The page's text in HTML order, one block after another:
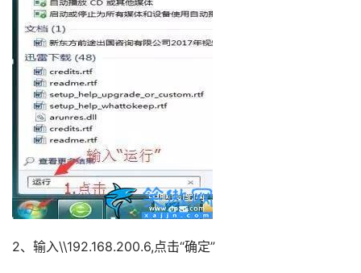
2、输入\\192.168.200.6,点击“确定”